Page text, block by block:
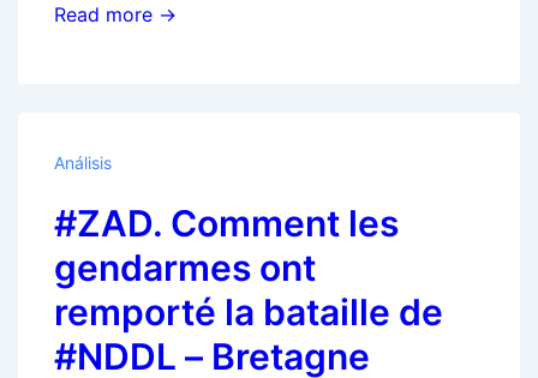
procès
la
suit
son
cours…
Read more →
Análisis
#ZAD. Comment les
gendarmes ont
remporté la bataille de
#NDDL – Bretagne